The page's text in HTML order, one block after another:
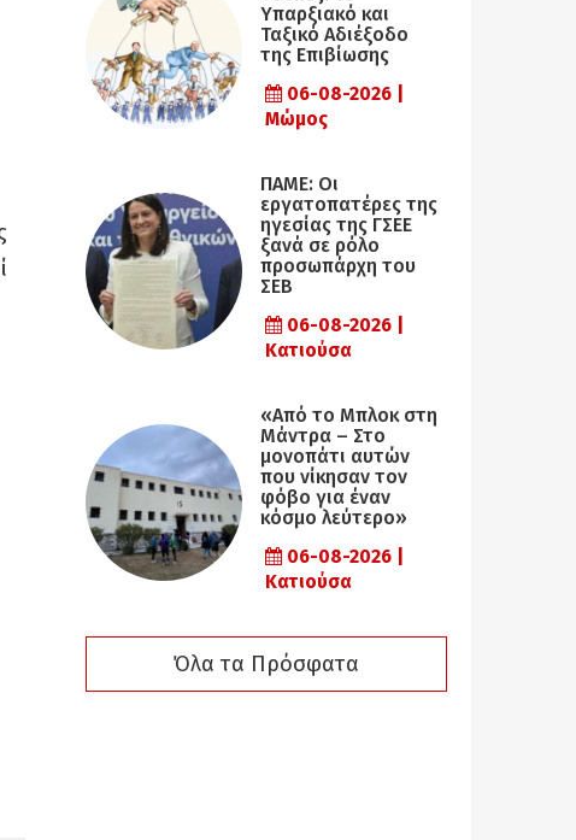
Υπαρξιακό και
Ταξικό Αδιέξοδο
της Επιβίωσης
06-08-2026 |
Μώμος
ΠΑΜΕ: Οι
εργατοπατέρες της
ηγεσίας της ΓΣΕΕ
ξανά σε ρόλο
προσωπάρχη του
ΣΕΒ
06-08-2026 |
Κατιούσα
«Από το Μπλοκ στη
Μάντρα – Στο
μονοπάτι αυτών
που νίκησαν τον
φόβο για έναν
κόσμο λεύτερο»
06-08-2026 |
Κατιούσα
Όλα τα Πρόσφατα